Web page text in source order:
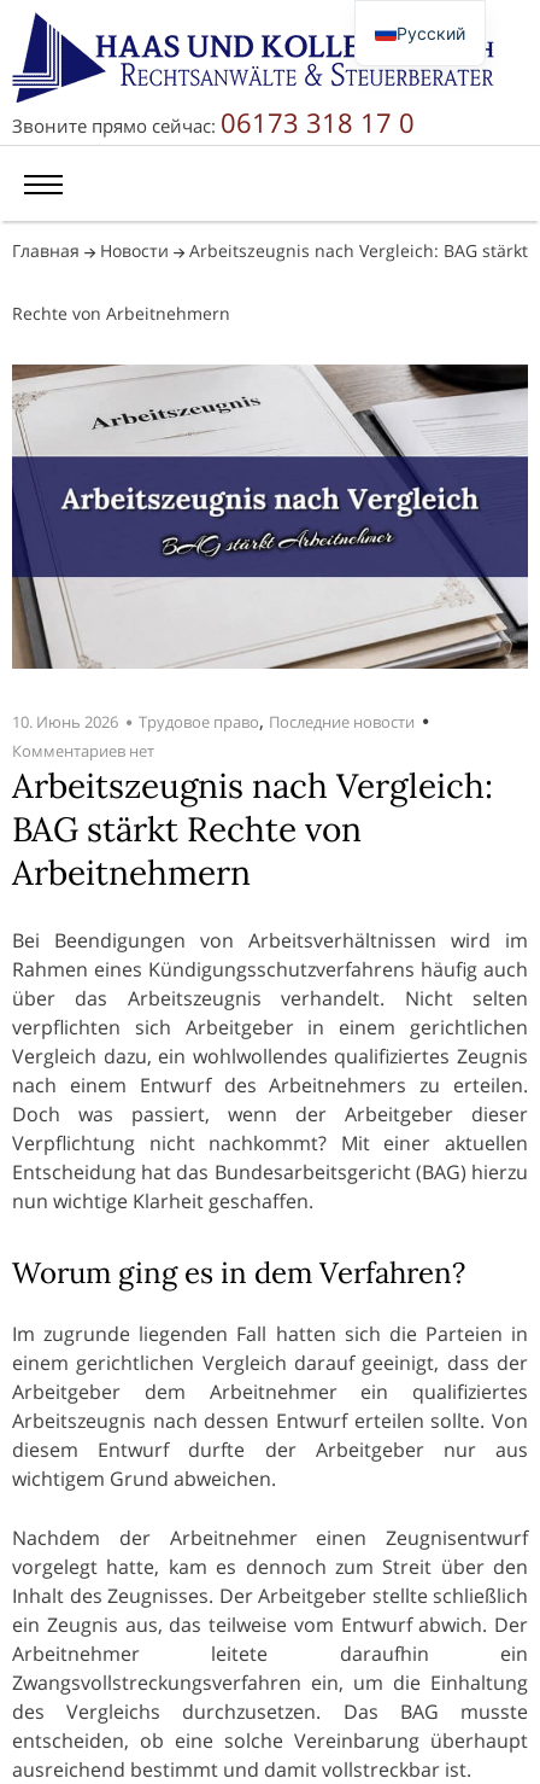
Звоните прямо сейчас: 06173 318 17 0
Главная Новости Arbeitszeugnis nach Vergleich: BAG stärkt
Rechte von Arbeitnehmern
10. Июнь 2026 Трудовое право, Последние новости
Комментариев нет
Arbeitszeugnis nach Vergleich:
BAG stärkt Rechte von
Arbeitnehmern
Bei Beendigungen von Arbeitsverhältnissen wird im
Rahmen eines Kündigungsschutzverfahrens häufig auch
über das Arbeitszeugnis verhandelt. Nicht selten
verpflichten sich Arbeitgeber in einem gerichtlichen
Vergleich dazu, ein wohlwollendes qualifiziertes Zeugnis
nach einem Entwurf des Arbeitnehmers zu erteilen.
Doch was passiert, wenn der Arbeitgeber dieser
Verpflichtung nicht nachkommt? Mit einer aktuellen
Entscheidung hat das Bundesarbeitsgericht (BAG) hierzu
nun wichtige Klarheit geschaffen.
Worum ging es in dem Verfahren?
Im zugrunde liegenden Fall hatten sich die Parteien in
einem gerichtlichen Vergleich darauf geeinigt, dass der
Arbeitgeber dem Arbeitnehmer ein qualifiziertes
Arbeitszeugnis nach dessen Entwurf erteilen sollte. Von
diesem Entwurf durfte der Arbeitgeber nur aus
wichtigem Grund abweichen.
Nachdem der Arbeitnehmer einen Zeugnisentwurf
vorgelegt hatte, kam es dennoch zum Streit über den
Inhalt des Zeugnisses. Der Arbeitgeber stellte schließlich
ein Zeugnis aus, das teilweise vom Entwurf abwich. Der
Arbeitnehmer leitete daraufhin ein
Zwangsvollstreckungsverfahren ein, um die Einhaltung
des Vergleichs durchzusetzen. Das BAG musste
entscheiden, ob eine solche Vereinbarung überhaupt
ausreichend bestimmt und damit vollstreckbar ist.
Русский
Deutsch
English
简体中文